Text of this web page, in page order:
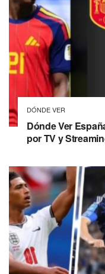
DÓNDE VER
Dónde Ver
por TV y